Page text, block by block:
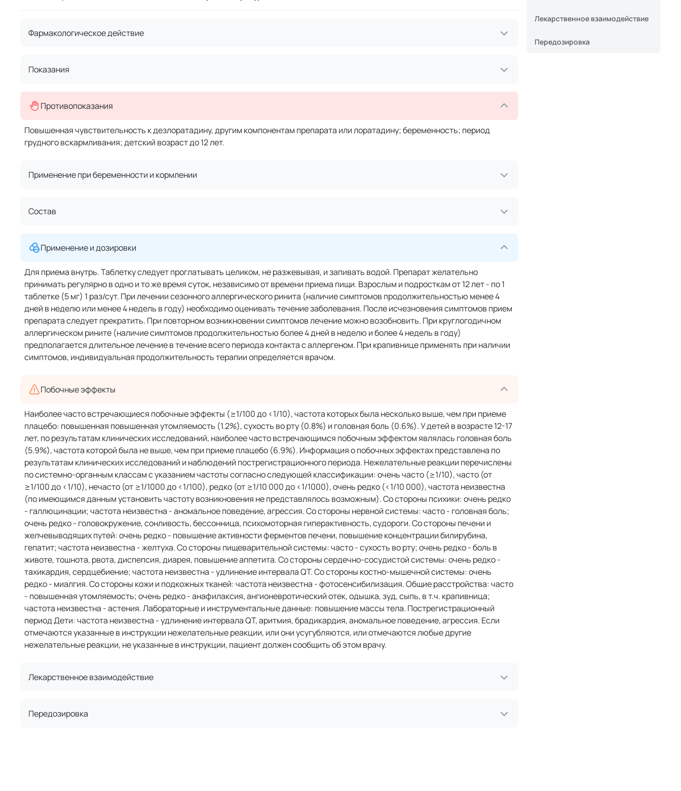
Фармакологическое действие
Показания
Противопоказания
Повышенная чувствительность к дезлоратадину, другим компонентам препарата или лоратадину; беременность; период
грудного вскармливания; детский возраст до 12 лет.
Применение при беременности и кормлении
Состав
Применение и дозировки
Для приема внутрь. Таблетку следует проглатывать целиком, не разжевывая, и запивать водой. Препарат желательно
принимать регулярно в одно и то же время суток, независимо от времени приема пищи. Взрослым и подросткам от 12 лет - по 1
таблетке (5 мг) 1 раз/сут. При лечении сезонного аллергического ринита (наличие симптомов продолжительностью менее 4
дней в неделю или менее 4 недель в году) необходимо оценивать течение заболевания. После исчезновения симптомов прием
препарата следует прекратить. При повторном возникновении симптомов лечение можно возобновить. При круглогодичном
аллергическом рините (наличие симптомов продолжительностью более 4 дней в неделю и более 4 недель в году)
предполагается длительное лечение в течение всего периода контакта с аллергеном. При крапивнице применять при наличии
симптомов, индивидуальная продолжительность терапии определяется врачом.
Побочные эффекты
Наиболее часто встречающиеся побочные эффекты (≥1/100 до <1/10), частота которых была несколько выше, чем при приеме
плацебо: повышенная повышенная утомляемость (1.2%), сухость во рту (0.8%) и головная боль (0.6%). У детей в возрасте 12-17
лет, по результатам клинических исследований, наиболее часто встречающимся побочным эффектом являлась головная боль
(5.9%), частота которой была не выше, чем при приеме плацебо (6.9%). Информация о побочных эффектах представлена по
результатам клинических исследований и наблюдений пострегистрационного периода. Нежелательные реакции перечислены
по системно-органным классам с указанием частоты согласно следующей классификации: очень часто (≥1/10), часто (от
≥1/100 до <1/10), нечасто (от ≥1/1000 до <1/100), редко (от ≥1/10 000 до <1/1000), очень редко (<1/10 000), частота неизвестна
(по имеющимся данным установить частоту возникновения не представлялось возможным). Со стороны психики: очень редко
- галлюцинации; частота неизвестна - аномальное поведение, агрессия. Со стороны нервной системы: часто - головная боль;
очень редко - головокружение, сонливость, бессонница, психомоторная гиперактивность, судороги. Со стороны печени и
желчевыводящих путей: очень редко - повышение активности ферментов печени, повышение концентрации билирубина,
гепатит; частота неизвестна - желтуха. Со стороны пищеварительной системы: часто - сухость во рту; очень редко - боль в
животе, тошнота, рвота, диспепсия, диарея, повышение аппетита. Со стороны сердечно-сосудистой системы: очень редко -
тахикардия, сердцебиение; частота неизвестна - удлинение интервала QT. Со стороны костно-мышечной системы: очень
редко - миалгия. Со стороны кожи и подкожных тканей: частота неизвестна - фотосенсибилизация. Общие расстройства: часто
- повышенная утомляемость; очень редко - анафилаксия, ангионевротический отек, одышка, зуд, сыпь, в т.ч. крапивница;
частота неизвестна - астения. Лабораторные и инструментальные данные: повышение массы тела. Пострегистрационный
период Дети: частота неизвестна - удлинение интервала QT, аритмия, брадикардия, аномальное поведение, агрессия. Если
отмечаются указанные в инструкции нежелательные реакции, или они усугубляются, или отмечаются любые другие
нежелательные реакции, не указанные в инструкции, пациент должен сообщить об этом врачу.
Лекарственное взаимодействие
Передозировка
Лекарственное взаимодействие
Передозировка